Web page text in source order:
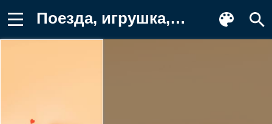
Поезда, игрушка, Цветной, Игрушки Заставка на телефон